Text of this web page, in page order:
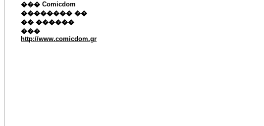
��� Comicdom
�������� ��
�� ������
���
http://www.comicdom.gr